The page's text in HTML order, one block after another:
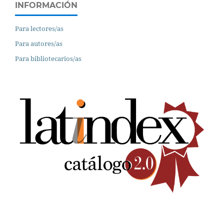
INFORMACIÓN
Para lectores/as
Para autores/as
Para bibliotecarios/as